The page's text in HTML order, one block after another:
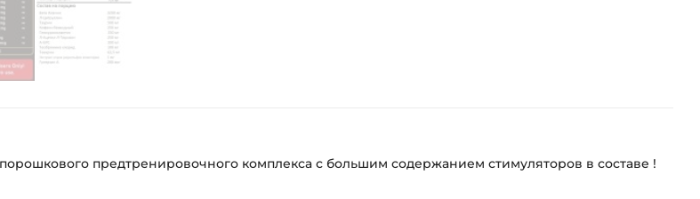
предтренировочного комплекса с большим содержанием стимуляторов в составе !